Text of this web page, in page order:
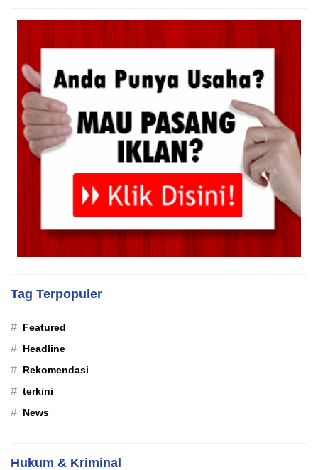
Tag Terpopuler
# Featured
# Headline
# Rekomendasi
# terkini
# News
Hukum & Kriminal